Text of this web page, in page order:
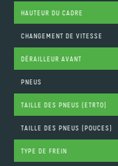
HAUTEUR DU CADRE
CHANGEMENT DE VITESSE
DÉRAILLEUR AVANT
PNEUS
TAILLE DES PNEUS (ETRTO)
TAILLE DES PNEUS (POUCES)
TYPE DE FREIN